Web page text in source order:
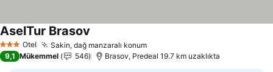
3 YıldızOtel Sakin, dağ manzaralı konumFiyatları görün
AselTur Brasov
9,1 Mükemmel 546 Brasov, Predeal 19.7 km uzaklıkta